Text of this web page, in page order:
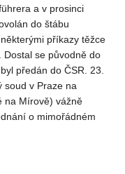
a v prosinci
do štábu
příkazy těžce
Dostal se původně do
předán do ČSR. 23.
soud v Praze na
na Mírově) vážně
o mimořádném